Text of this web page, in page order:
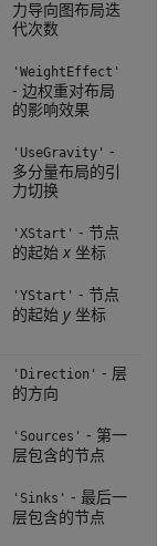
力导向图布局迭
代次数
'WeightEffect'
- 边权重对布局
的影响效果
'UseGravity' -
多分量布局的引
力切换
'XStart' - 节点
的起始 x坐标
'YStart' - 节点
的起始 y坐标
'Direction' - 层
的方向
'Sources' - 第一
层包含的节点
'Sinks' - 最后一
层包含的节点